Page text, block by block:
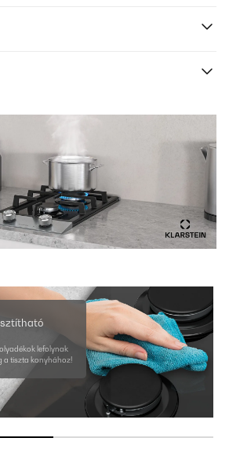
lefolynak
a tiszta konyhához!